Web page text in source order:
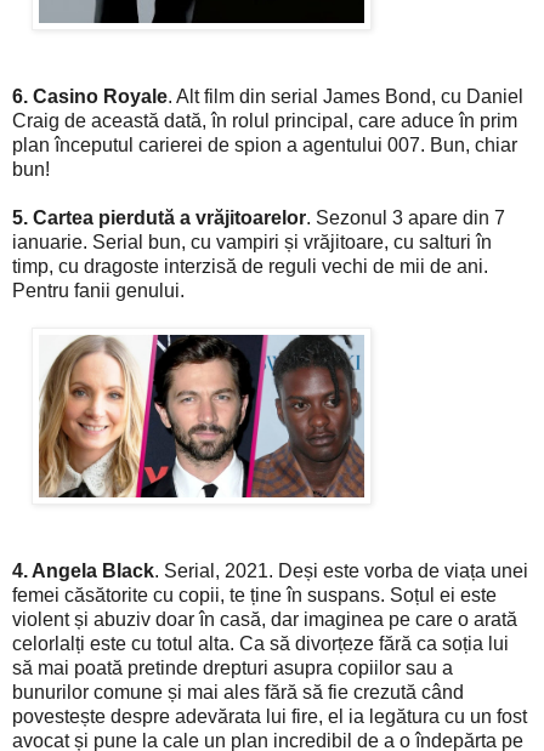
6. Casino Royale. Alt film din serial James Bond, cu Daniel
Craig de această dată, în rolul principal, care aduce în prim
plan începutul carierei de spion a agentului 007. Bun, chiar
bun!
5. Cartea pierdută a vrăjitoarelor. Sezonul 3 apare din 7
ianuarie. Serial bun, cu vampiri și vrăjitoare, cu salturi în
timp, cu dragoste interzisă de reguli vechi de mii de ani.
Pentru fanii genului.
4. Angela Black. Serial, 2021. Deși este vorba de viața unei
femei căsătorite cu copii, te ține în suspans. Soțul ei este
violent și abuziv doar în casă, dar imaginea pe care o arată
celorlalți este cu totul alta. Ca să divorțeze fără ca soția lui
să mai poată pretinde drepturi asupra copiilor sau a
bunurilor comune și mai ales fără să fie crezută când
povestește despre adevărata lui fire, el ia legătura cu un fost
avocat și pune la cale un plan incredibil de a o îndepărta pe